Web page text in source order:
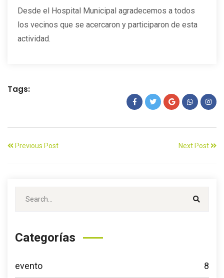
Desde el Hospital Municipal agradecemos a todos
los vecinos que se acercaron y participaron de esta
actividad.
Tags:
Previous Post Next Post
Categorías
evento 8